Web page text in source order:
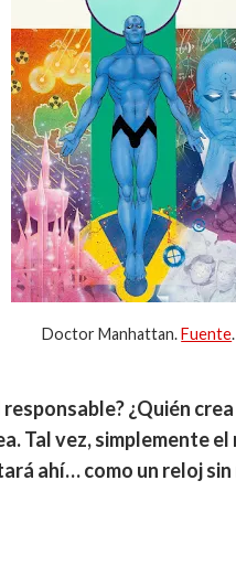
Doctor Manhattan.Fuente.
¿Quién
Tal vez, simplemente
ahí… como un reloj sin